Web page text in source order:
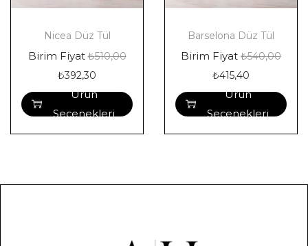
Nicea Düz Tül
Birim Fiyat₺510,00
₺392,30
Ürün
Seçenekleri
Barselona Düz Tül
Birim Fiyat ₺540,00
₺415,40
Ürün
Seçenekleri